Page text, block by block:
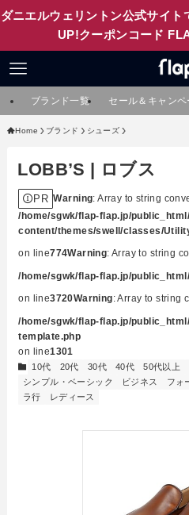
ダニエルウェリントン公式サイ
UP!クーポンコード
ブランド一覧 セール＆キャン
Home ブランド シューズ
LOBB’S | ロブス
PR Warning: Array to string
/home/sgwk/flap-flap.jp/
content/themes/swell/classes/
on line774Warning: Array to string
/home/sgwk/flap-flap.jp/
on line3720Warning: Array to string
/home/sgwk/flap-flap.jp/
template.php
on line1301
10代 20代 30代 40代 50代以上
シンプル・ベーシック
ビジネス フォ
ラ行
レディース